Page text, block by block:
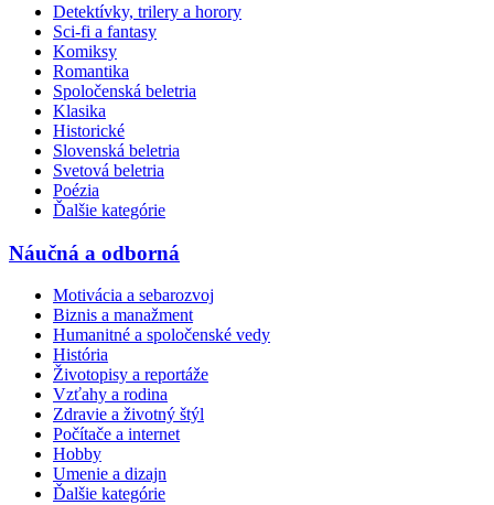
Detektívky, trilery a horory
Sci-fi a fantasy
Komiksy
Romantika
Spoločenská beletria
Klasika
Historické
Slovenská beletria
Svetová beletria
Poézia
Ďalšie kategórie
Náučná a odborná
Motivácia a sebarozvoj
Biznis a manažment
Humanitné a spoločenské vedy
História
Životopisy a reportáže
Vzťahy a rodina
Zdravie a životný štýl
Počítače a internet
Hobby
Umenie a dizajn
Ďalšie kategórie